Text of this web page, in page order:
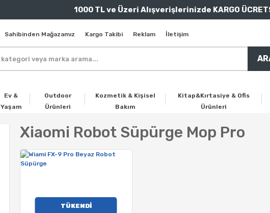
1000 TL ve Üzeri Alışverişlerinizde KARGO
Sahibinden Mağazamız Kargo Takibi Reklam İletişim
Ev &
Yaşam
Outdoor
Ürünleri
Kozmetik & Kişisel
Bakım
Kitap&Kırtasiye & Ofis
Ürünleri
Xiaomi Robot Süpürge Mop Pro
TÜKENDİ